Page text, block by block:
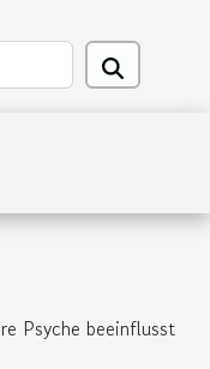
Psyche beeinflusst